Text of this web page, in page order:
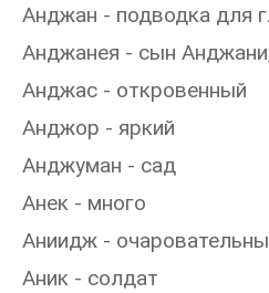
Анджан - подводка для
Анджанея - сын
Анджас - откровенный
Анджор - яркий
Анджуман - сад
Анек - много
Аниидж -
Аник - солдат